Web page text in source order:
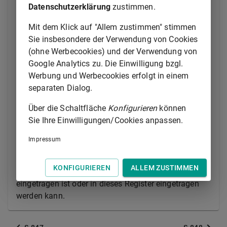
(2) Ist der Anspruch auf Übertragung des Eigentums
gerichtet, so vertritt der Treuhänder den Schuldner bei
der Übertragung des Eigentums. Mit dem Übergang
des Eigentums auf den Schuldner erlangt der
Gläubiger eine Schiffshypothek für seine Forderung.
Der Treuhänder hat die Eintragung der
Schiffshypothek in das Schiffsregister zu bewilligen.
(3) Die Zwangsvollstreckung in das Schiff wird nach
den für die Zwangsvollstreckung in unbewegliche
Sachen geltenden Vorschriften bewirkt.
entsprechend, wenn der Anspruch ein
Schiffsbauwerk betrifft, das im Schiffsbauregister
eingetragen ist oder in dieses Register eingetragen
werden kann.
Datenschutzerklärung zustimmen.
Mit dem Klick auf "Allem zustimmen" stimmen
Sie insbesondere der Verwendung von Cookies
(ohne Werbecookies) und der Verwendung von
Google Analytics zu. Die Einwilligung bzgl.
Werbung und Werbecookies erfolgt in einem
separaten Dialog.
Über die Schaltfläche Konfigurierenkönnen
Sie Ihre Einwilligungen/Cookies anpassen.
Impressum
KONFIGURIEREN ALLEM ZUSTIMMEN